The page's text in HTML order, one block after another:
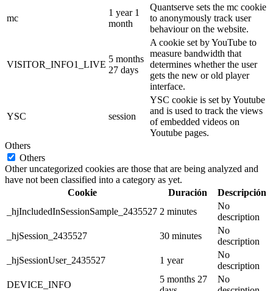
mc
1 year 1
month
Quantserve sets the mc cookie
to anonymously track user
behaviour on the website.
VISITOR_INFO1_LIVE
5 months
27 days
A cookie set by YouTube to
measure bandwidth that
determines whether the user
gets the new or old player
interface.
YSC session
YSC cookie is set by Youtube
and is used to track the views
of embedded videos on
Youtube pages.
Others
Others
Other uncategorized cookies are those that are being analyzed and
have not been classified into a category as yet.
Cookie
Duración
Descripción
_hjIncludedInSessionSample_2435527 2 minutes
No
description
_hjSession_2435527
30 minutes
No
description
_hjSessionUser_2435527
1 year
No
description
DEVICE_INFO
5 months 27
No